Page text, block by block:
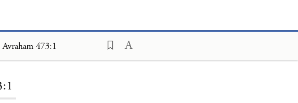
473:1